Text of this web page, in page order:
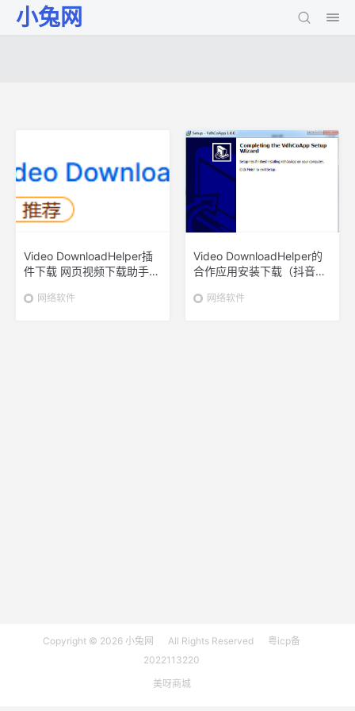
小兔网
Video DownloadHelper插
件下载 网页视频下载助手
具）网络软件
Video DownloadHelper的
合作应用安装下载（抖音视
网络软件
Copyright © 2026 小兔网 All Rights Reserved
粤icp备
2022113220
美呀商城